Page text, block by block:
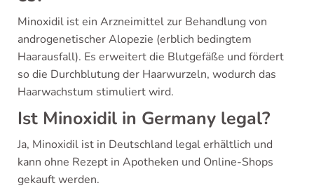
Minoxidil ist ein Arzneimittel zur Behandlung von
androgenetischer Alopezie (erblich bedingtem
Haarausfall). Es erweitert die Blutgefäße und fördert
so die Durchblutung der Haarwurzeln, wodurch das
Haarwachstum stimuliert wird.
Ist Minoxidil in Germany legal?
Ja, Minoxidil ist in Deutschland legal erhältlich und
kann ohne Rezept in Apotheken und Online-Shops
gekauft werden.